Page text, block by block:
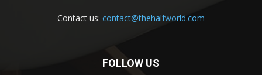
Contact us: contact@thehalfworld.com
FOLLOW US